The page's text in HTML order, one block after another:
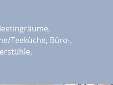
Teeküche, Büro-,